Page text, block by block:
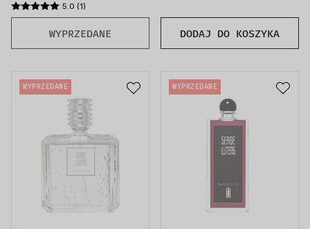
WYPRZEDANE
5.0 (1)
DODAJ DO KOSZYKA
WYPRZEDANE WYPRZEDANE